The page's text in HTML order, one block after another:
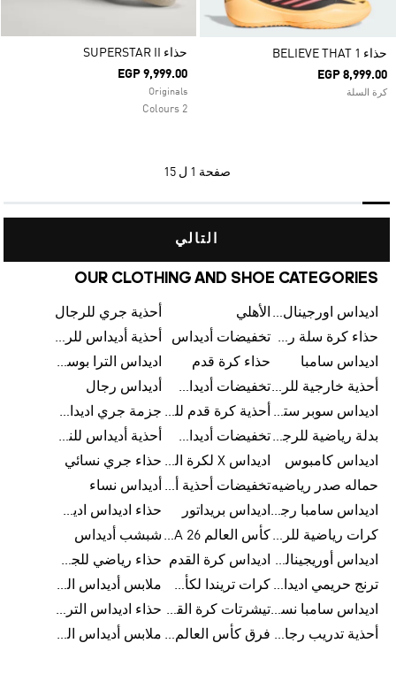
حذاء BELIEVE THAT 1
EGP 8,999.00
كرة السلة
حذاء SUPERSTAR II
EGP 9,999.00
Originals
2 Colours
صفحة 1 ل 15
التالي
OUR CLOTHING AND SHOE CATEGORIES
اديداس اورجينال رجالي الأهلي
أحذية جري للرجال
حذاء كرة سلة رجالي تخفيضات أديداس
أحذية أديداس للرجال
اديداس سامبا
حذاء كرة قدم
اديداس الترا بوست للرجال
أحذية خارجية للرجال
تخفيضات أديداس للرجال
أديداس رجال
اديداس سوبر ستار رجالي
أحذية كرة قدم للرجال
جزمة جري اديداس
بدلة رياضية للرجال
تخفيضات أديداس للنساء
أحذية أديداس للنساء
اديداس كامبوس
اديداس X لكرة القدم حذاء جري نسائي
حماله صدر رياضيه
تخفيضات أحذية أديداس للرجال أديداس نساء
اديداس سامبا رجالي اديداس بريداتور
حذاء اديداس اديستار للرجال
كرات رياضية للرجال
كأس العالم FIFA 26™ شبشب أديداس
اديداس أوريجينالز للنساء
اديداس كرة القدم
حذاء رياضي للجري
ترنج حريمي اديداس
كرات تريندا لكأس العالم FIFA 26™
ملابس أديداس الرياضية
اديداس سامبا نسائي
تيشرتات كرة القدم
حذاء اديداس الترا بوست 22
أحذية تدريب رجالية
فرق كأس العالم FIFA 26™ ملابس أديداس الرجالية